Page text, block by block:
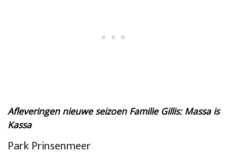
Afleveringen nieuwe seizoen Familie Gillis: Massa is
Kassa
Park Prinsenmeer